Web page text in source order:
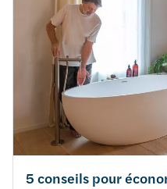
5 conseils pour